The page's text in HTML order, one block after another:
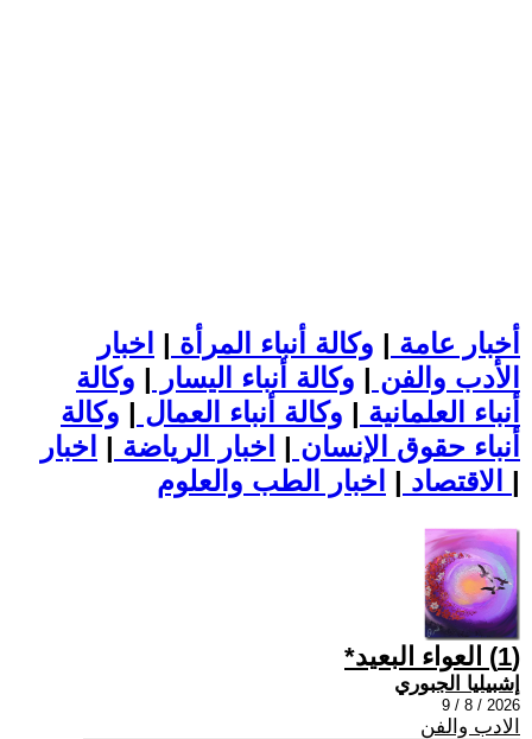
أخبار عامة | وكالة أنباء المرأة | اخبار
الأدب والفن | وكالة أنباء اليسار | وكالة
أنباء العلمانية | وكالة أنباء العمال | وكالة
أنباء حقوق الإنسان | اخبار الرياضة | اخبار
الاقتصاد | |
(1) العواء البعيد*
إشبيليا الجبوري
2026 / 8 / 9
الادب والفن